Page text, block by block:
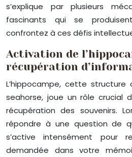
s’explique par plusieurs
fascinants qui se
confrontez à ces défis
Activation de
récupération
L’hippocampe, cette
seahorse, joue un rôle crucial
récupération des souvenirs.
répondre à une question de
s’active intensément pour
demandée dans votre